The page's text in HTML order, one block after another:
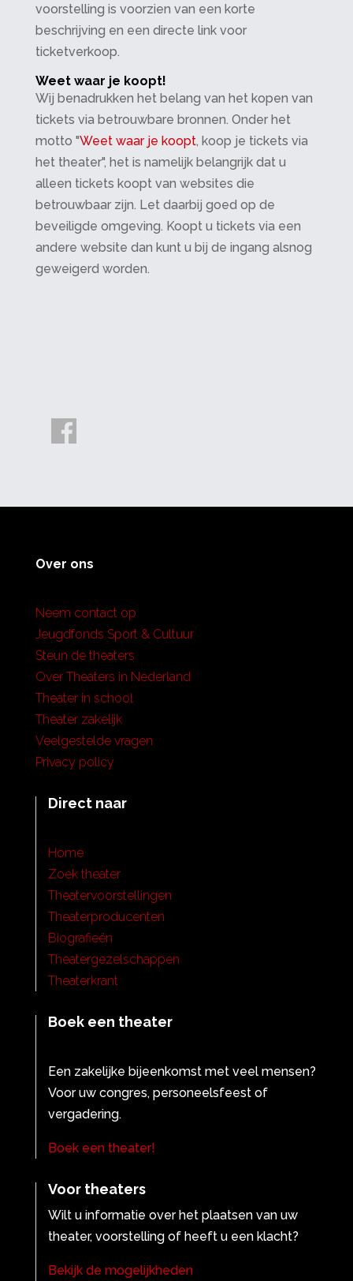
voorstelling is voorzien van een korte
beschrijving en een directe link voor
ticketverkoop.
Weet waar je koopt!
Wij benadrukken het belang van het kopen van
tickets via betrouwbare bronnen. Onder het
motto "Weet waar je koopt, koop je tickets via
het theater", het is namelijk belangrijk dat u
alleen tickets koopt van websites die
betrouwbaar zijn. Let daarbij goed op de
beveiligde omgeving. Koopt u tickets via een
andere website dan kunt u bij de ingang alsnog
geweigerd worden.
Over ons
Neem contact op
Jeugdfonds Sport & Cultuur
Steun de theaters
Over Theaters in Nederland
Theater in school
Theater zakelijk
Veelgestelde vragen
Privacy policy
Direct naar
Home
Zoek theater
Theatervoorstellingen
Theaterproducenten
Biografieën
Theatergezelschappen
Theaterkrant
Boek een theater
Een zakelijke bijeenkomst met veel mensen?
Voor uw congres, personeelsfeest of
vergadering.
Boek een theater!
Voor theaters
Wilt u informatie over het plaatsen van uw
theater, voorstelling of heeft u een klacht?
Bekijk de mogelijkheden